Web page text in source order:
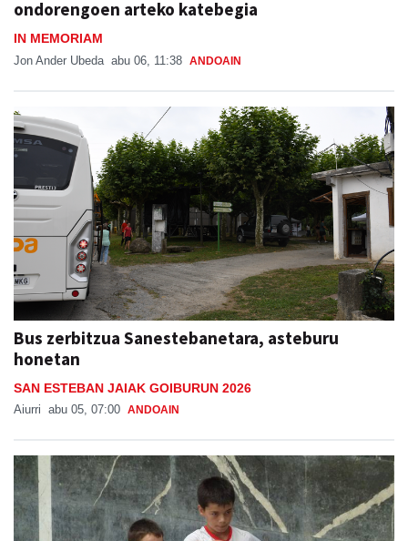
ondorengoen arteko katebegia
IN MEMORIAM
Jon Ander Ubeda abu 06, 11:38 ANDOAIN
Bus zerbitzua Sanestebanetara, asteburu
honetan
SAN ESTEBAN JAIAK GOIBURUN 2026
Aiurri abu 05, 07:00 ANDOAIN